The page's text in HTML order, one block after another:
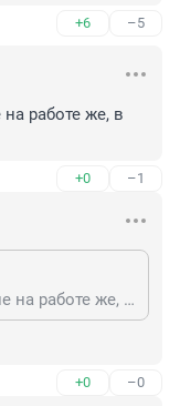
+6 –5
работе же, в
+0 –1
Да ради бога, сама смотрю. Но не на работе же, в школе?
+0 –0